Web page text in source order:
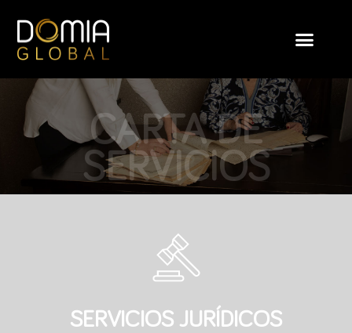
CARTA DE
SERVICIOS
SERVICIOS JURÍDICOS